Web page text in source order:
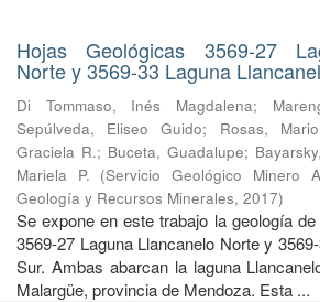
Hojas Geológicas 3569-27
Norte y 3569-33 Laguna
Di Tommaso, Inés Magdalena;
Sepúlveda, Eliseo Guido; Rosas,
Graciela R.; Buceta, Guadalupe;
Mariela P. (Servicio Geológico Minero
Geología y Recursos Minerales, 2017)
Se expone en este trabajo la geología
3569-27 Laguna Llancanelo Norte y
Sur. Ambas abarcan la laguna
Malargüe, provincia de Mendoza. Esta ...